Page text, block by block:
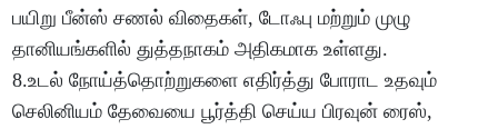
பயிறு பீன்ஸ் சணல் விதைகள், டோஃபு மற்றும் முழு
தானியங்களில் துத்தநாகம் அதிகமாக உள்ளது.
8.உடல் நோய்த்தொற்றுகளை எதிர்த்து போராட உதவும்
செலினியம் தேவையை பூர்த்தி செய்ய பிரவுன் ரைஸ்,